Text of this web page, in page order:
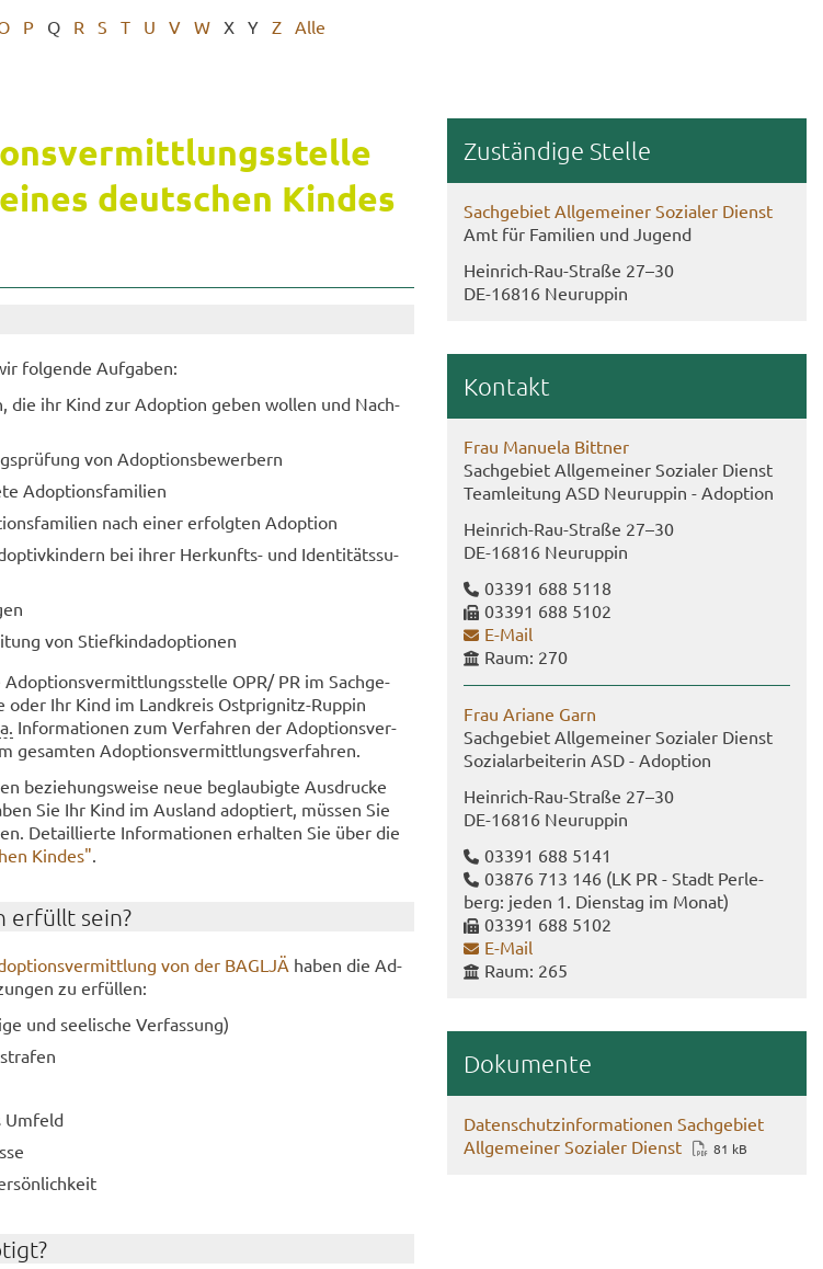
P Q R S T U V W X Y Z Alle
deut­schen Kin­des
fol­gen­de Auf­ga­ben:
die ihr Kind zur Ad­op­ti­on geben wol­len und Nach­
von Ad­op­ti­ons­be­wer­bern
Ad­op­ti­ons­fa­mi­li­en
nach einer er­folg­ten Ad­op­ti­on
bei ihrer Herkunfts-​ und Iden­ti­täts­su­
von Stief­kind­ad­op­tio­nen
OPR/ PR im Sach­ge­
Ihr Kind im Land­kreis Ostprignitz-​Ruppin
In­for­ma­tio­nen zum Ver­fah­ren der Ad­op­ti­ons­ver­
ge­sam­ten Ad­op­ti­ons­ver­mitt­lungs­ver­fah­ren.
be­zie­hungs­wei­se neue be­glau­big­te Aus­dru­cke
Sie Ihr Kind im Aus­land ad­op­tiert, müs­sen Sie
De­tail­lier­te In­for­ma­tio­nen er­hal­ten Sie über die
Kin­des".
er­füllt sein?
von der BAGL­JÄ haben die Ad­
zu er­fül­len:
und see­li­sche Ver­fas­sung)
Um­feld
Zu­stän­di­ge Stel­le
Sach­ge­biet All­ge­mei­ner So­zia­ler Dienst
Amt für Fa­mi­li­en und Ju­gend
Heinrich-​Rau-Straße 27–30
DE-​16816 Neu­rup­pin
Kon­takt
Frau Ma­nue­la Bitt­ner
Sach­ge­biet All­ge­mei­ner So­zia­ler Dienst
Team­lei­tung ASD Neu­rup­pin - Ad­op­ti­on
Heinrich-​Rau-Straße 27–30
DE-​16816 Neu­rup­pin
03391 688 5118
03391 688 5102
E-​Mail
Raum: 270
Frau Aria­ne Garn
Sach­ge­biet All­ge­mei­ner So­zia­ler Dienst
So­zi­al­ar­bei­te­rin ASD - Ad­op­ti­on
Heinrich-​Rau-Straße 27–30
DE-​16816 Neu­rup­pin
03391 688 5141
03876 713 146(LK PR - Stadt Per­le­
berg: jeden 1. Diens­tag im Monat)
03391 688 5102
E-​Mail
Raum: 265
Do­ku­men­te
Da­ten­schutz­in­for­ma­tio­nen Sach­ge­biet
All­ge­mei­ner So­zia­ler Dienst
81 kB